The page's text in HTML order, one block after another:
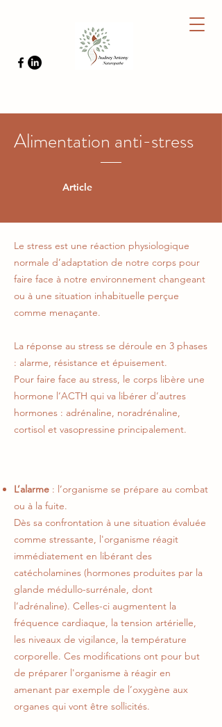
Alimentation anti-stress
Article
Le stress est une réaction physiologique
normale d’adaptation de notre corps pour
faire face à notre environnement changeant
ou à une situation inhabituelle perçue
comme menaçante.
La réponse au stress se déroule en 3 phases
: alarme, résistance et épuisement.
Pour faire face au stress, le corps libère une
hormone l’ACTH qui va libérer d’autres
hormones : adrénaline, noradrénaline,
cortisol et vasopressine principalement.
L’alarme : l’organisme se prépare au combat
ou à la fuite.
Dès sa confrontation à une situation évaluée
comme stressante, l'organisme réagit
immédiatement en libérant des
catécholamines (hormones produites par la
glande médullo-surrénale, dont
l’adrénaline). Celles-ci augmentent la
fréquence cardiaque, la tension artérielle,
les niveaux de vigilance, la température
corporelle. Ces modifications ont pour but
de préparer l'organisme à réagir en
amenant par exemple de l’oxygène aux
organes qui vont être sollicités.